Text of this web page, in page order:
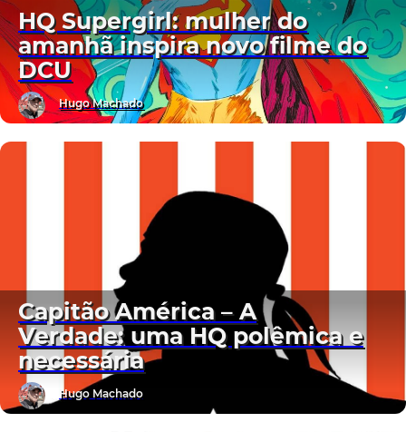
HQ Supergirl: mulher do
amanhã inspira novo filme do
DCU
Hugo Machado
Capitão América – A
Verdade: uma HQ polêmica e
necessária
Hugo Machado